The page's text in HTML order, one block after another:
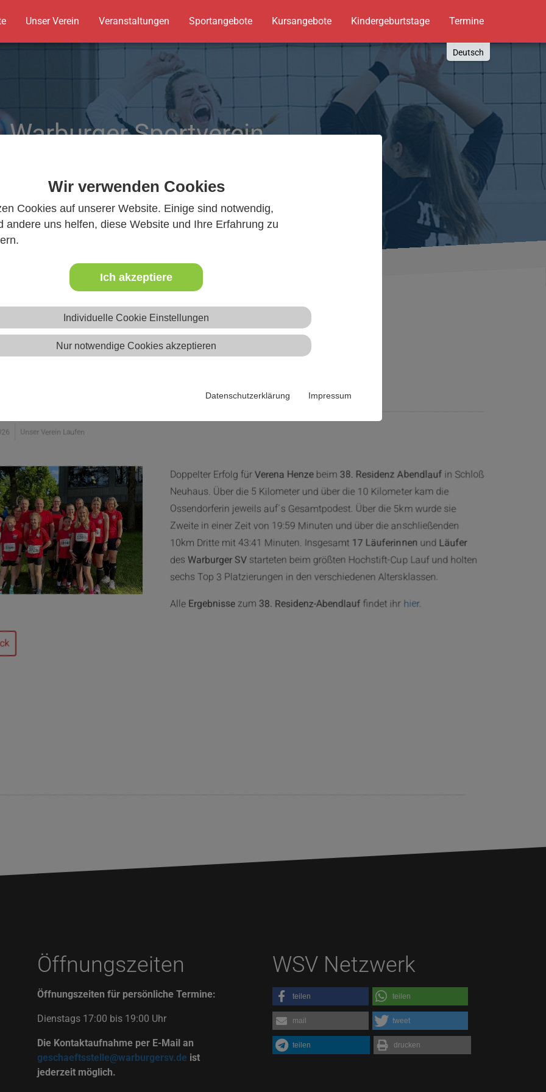
Wir verwenden Cookies
Cookies auf unserer Website. Einige sind notwendig,
andere uns helfen, diese Website und Ihre Erfahrung zu
Ich akzeptiere
Individuelle Cookie Einstellungen
Nur notwendige Cookies akzeptieren
Datenschutzerklärung Impressum
Unser Verein Veranstaltungen Sportangebote Kursangebote Kindergeburtstage Termine
Deutsch
English
Polish
Türkçe
Español
العربية
Warburger Sportverein
Warburger Sportverein
Unser Verein Laufen
Doppelter Erfolg für Verena Henzebeim 38. Residenz Abendlaufin Schloß
Neuhaus. Über die 5 Kilometer und über die 10 Kilometer kam die
Ossendorferin jeweils auf´s Gesamtpodest. Über die 5km wurde sie
Zweite in einer Zeit von 19:59 Minuten und über die anschließenden
10km Dritte mit 43:41 Minuten. Insgesamt 17 Läuferinnenund Läufer
des Warburger SV starteten beim größten Hochstift-Cup Lauf und holten
sechs Top 3 Platzierungen in den verschiedenen Altersklassen.
AlleErgebnissezum 38. Residenz-Abendlauffindet ihr hier.
Öffnungszeiten
Öffnungszeiten für persönliche Termine:
Dienstags 17:00 bis 19:00 Uhr
Die Kontaktaufnahme per E-Mail an
geschaeftsstelle@warburgersv.de ist
jederzeit möglich.
WSV Netzwerk
teilen teilen
mail tweet
teilen drucken